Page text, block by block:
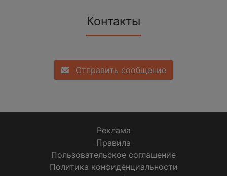
Контакты
Отправить сообщение
Реклама
Правила
Пользовательское соглашение
Политика конфиденциальности